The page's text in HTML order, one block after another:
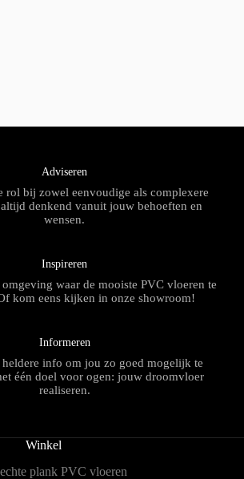
Adviseren
rol bij zowel eenvoudige als complexere
denkend vanuit jouw behoeften en
wensen.
Inspireren
waar de mooiste PVC vloeren te
kom eens kijken in onze showroom!
Informeren
heldere info om jou zo goed mogelijk te
één doel voor ogen: jouw droomvloer
realiseren.
Winkel
plank PVC vloeren